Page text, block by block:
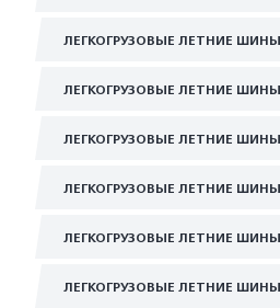
ЛЕГКОГРУЗОВЫЕ ЛЕТНИЕ ШИНЫ
ЛЕГКОГРУЗОВЫЕ ЛЕТНИЕ ШИНЫ
ЛЕГКОГРУЗОВЫЕ ЛЕТНИЕ ШИНЫ
ЛЕГКОГРУЗОВЫЕ ЛЕТНИЕ ШИНЫ
ЛЕГКОГРУЗОВЫЕ ЛЕТНИЕ ШИНЫ
ЛЕГКОГРУЗОВЫЕ ЛЕТНИЕ ШИНЫ